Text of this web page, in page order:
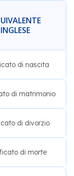
INGLESE
di nascita
di matrimonio
di divorzio
di morte